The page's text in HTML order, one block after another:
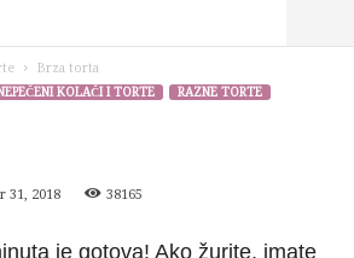
Brza torta
KOLAČI I TORTE
RAZNE TORTE
31, 2018 38165
je gotova! Ako žurite, imate